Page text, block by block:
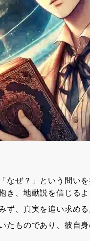
なぜ？」という問い
、地動説を信じるよ
、真実を追い求める
たものであり、彼自